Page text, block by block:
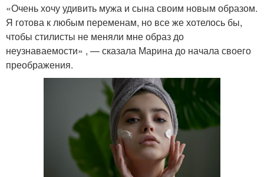
«Очень хочу удивить мужа и сына своим новым образом.
Я готова к любым переменам, но все же хотелось бы,
чтобы стилисты не меняли мне образ до
неузнаваемости» , — сказала Марина до начала своего
преображения.